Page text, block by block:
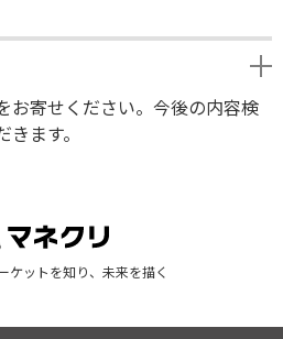
お寄せください。今後の内容検
ます。
ケットを知り、未来を描く